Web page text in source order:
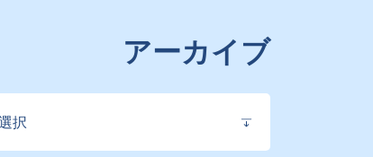
アーカイブ